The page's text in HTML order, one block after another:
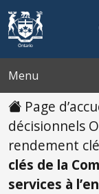
Passer au contenu
Menu
Page
décisionnels
rendement
clés de la
services à